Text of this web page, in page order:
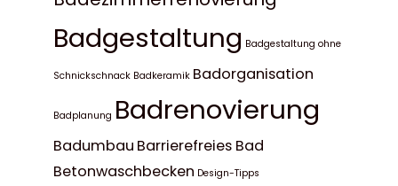
Badgestaltung Badgestaltung ohne
Schnickschnack Badkeramik Badorganisation
Badplanung Badrenovierung
Badumbau Barrierefreies Bad
Betonwaschbecken Design-Tipps